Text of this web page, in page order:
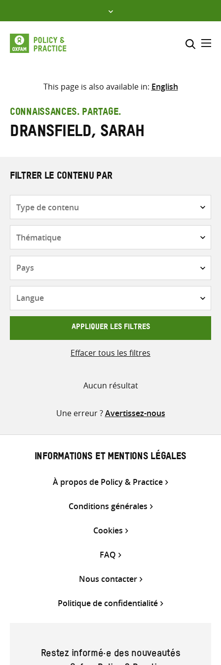
to
content
Sélectionner l’emplacement
Saisir
les
termes
This page is also available in: English
CONNAISSANCES. PARTAGE.
Dransfield, Sarah
FILTRER LE CONTENU PAR
contenu
APPLIQUER LES FILTRES
Effacer tous les filtres
Aucun résultat
Une erreur ?Avertissez-nous
INFORMATIONS ET MENTIONS LÉGALES
À propos de Policy & Practice
Conditions générales
Cookies
FAQ
Nous contacter
Politique de confidentialité
Restez informé·e des nouveautés